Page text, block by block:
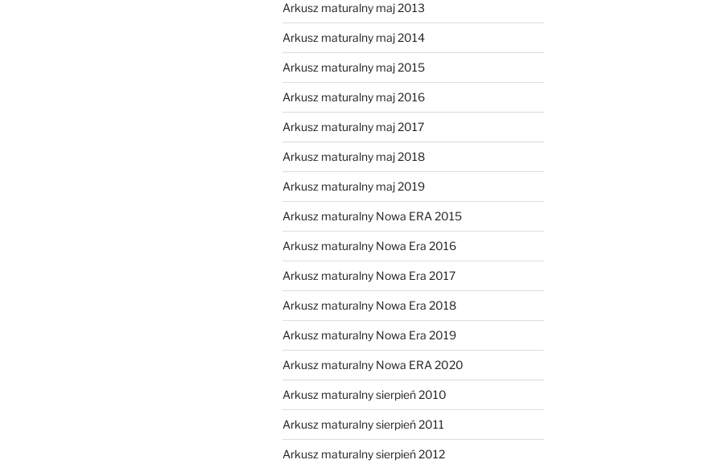
Arkusz maturalny maj 2013
Arkusz maturalny maj 2014
Arkusz maturalny maj 2015
Arkusz maturalny maj 2016
Arkusz maturalny maj 2017
Arkusz maturalny maj 2018
Arkusz maturalny maj 2019
Arkusz maturalny Nowa ERA 2015
Arkusz maturalny Nowa Era 2016
Arkusz maturalny Nowa Era 2017
Arkusz maturalny Nowa Era 2018
Arkusz maturalny Nowa Era 2019
Arkusz maturalny Nowa ERA 2020
Arkusz maturalny sierpień 2010
Arkusz maturalny sierpień 2011
Arkusz maturalny sierpień 2012